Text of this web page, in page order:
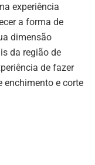
experiência
a forma de
dimensão
da região de
de fazer
enchimento e corte